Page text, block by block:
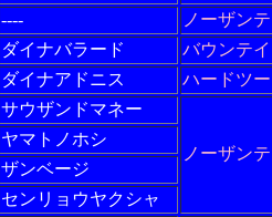
----
ノーザン
ダイナバラード
バウンテ
ダイナアドニス
ハードツ
サウザンドマネー
ノーザン
ヤマトノホシ
ザンベージ
センリョウヤクシャ